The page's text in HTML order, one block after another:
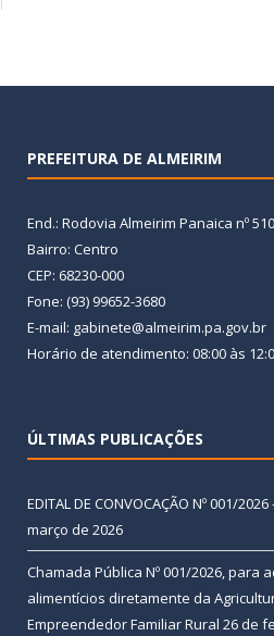
PREFEITURA DE ALMEIRIM
End.: Rodovia Almeirim Panaica nº 510
Bairro: Centro
CEP: 68230-000
Fone: (93) 99652-3680
E-mail: gabinete@almeirim.pa.gov.br
Horário de atendimento: 08:00 às
ÚLTIMAS PUBLICAÇÕES
EDITAL DE CONVOCAÇÃO Nº 001/2026
março de 2026
Chamada Pública Nº 001/2026, para
alimentícios diretamente da
Empreendedor Familiar Rural 26 de